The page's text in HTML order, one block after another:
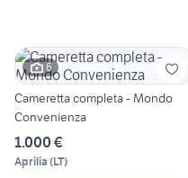
6
Cameretta completa - Mondo
Convenienza
1.000 €
Aprilia (LT)